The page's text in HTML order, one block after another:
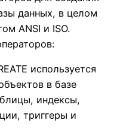
данных, в целом
ANSI и ISO.
используется
в базе
индексы,
триггеры и